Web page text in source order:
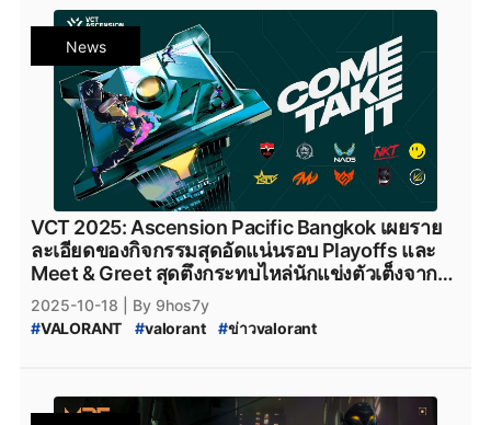
VALORANT_2025_Acension_Pacific_Bangkok
VALORANT_Ascension_Bangkok
VCT_2025:_Ascension_Pacific_Bangkok # Valorant
valorant_news #VALORANT_Thailand # valorant_ไทย
VALORANT_ไทย #FULL_SENSE #FULLSENSE
Team_NKT #TeamNKT #Team_NKT_VALORANT
Motiv_Esports #NAOS #
Velocity_Gaming
BOOM_Esports #boom_esports #Paper_Rex
Paperrex
News
VCT 2025: Ascension Pacific Bangkok เผยราย
ละเอียดของกิจกรรมสุดอัดแน่นรอบ Playoffs และ
Meet & Greet สุดตึงกระทบไหล่นักแข่งตัวเต็งจาก
สังกัด Paper Rex
2025-10-18
| By 9hos7y
#VALORANT #valorant #ข่าวvalorant
VALORANT_2025_Acension_Pacific_Bangkok
VALORANT_Ascension_Bangkok